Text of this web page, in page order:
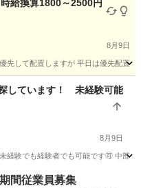
給換算1800～2500円
8月9日
先して配置しますが 平日は優先配置
業務委託ています！ 未経験可能
8月9日
経験でも経験者でも可能です🉑 中
他間従業員募集